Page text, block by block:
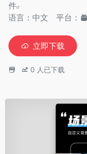
件
语言：中文
平台：
立即下载
0 人已下载